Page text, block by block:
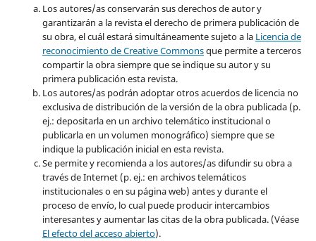
Los autores/as conservarán sus derechos de autor y
garantizarán a la revista el derecho de primera publicación de
su obra, el cuál estará simultáneamente sujeto a la Licencia de
reconocimiento de Creative Commonsque permite a terceros
compartir la obra siempre que se indique su autor y su
primera publicación esta revista.
Los autores/as podrán adoptar otros acuerdos de licencia no
exclusiva de distribución de la versión de la obra publicada (p.
ej.: depositarla en un archivo telemático institucional o
publicarla en un volumen monográfico) siempre que se
indique la publicación inicial en esta revista.
Se permite y recomienda a los autores/as difundir su obra a
través de Internet (p. ej.: en archivos telemáticos
institucionales o en su página web) antes y durante el
proceso de envío, lo cual puede producir intercambios
interesantes y aumentar las citas de la obra publicada. (Véase
El efecto del acceso abierto).